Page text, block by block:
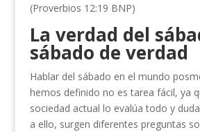
(Proverbios 12:19 BNP)
La verdad del
sábado de verdad
Hablar del sábado en el mundo
hemos definido no es tarea fácil, ya
sociedad actual lo evalúa todo y
a ello, surgen diferentes preguntas